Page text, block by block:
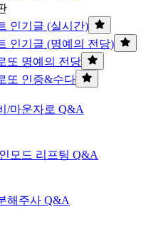
인기글 (실시간)
인기글 (명예의 전당)
또 명예의 전당
또 인증&수다
/마운자로 Q&A
모드 리프팅 Q&A
해주사 Q&A